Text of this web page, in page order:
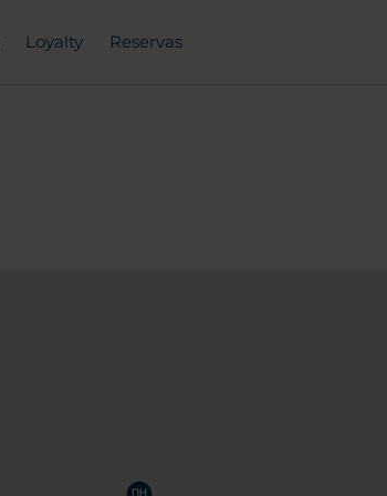
Loyalty Reservas